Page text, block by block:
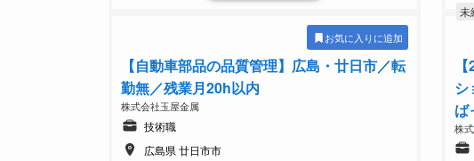
お気に入りに追加
【自動車部品の品質管理】広島・廿日市／転
勤無／残業月20h以内
株式会社玉屋金属
技術職
広島県 廿日市市
未
シ
ば
株